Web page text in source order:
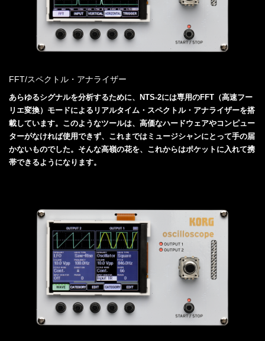
FFT/スペクトル・アナライザー
あらゆるシグナルを分析するために、NTS-2には専用のFFT（高速フー
リエ変換）モードによるリアルタイム・スペクトル・アナライザーを搭
載しています。このようなツールは、高価なハードウェアやコンピュー
ターがなければ使用できず、これまではミュージシャンにとって手の届
かないものでした。そんな高嶺の花を、これからはポケットに入れて携
帯できるようになります。